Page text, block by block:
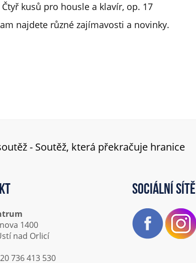
kusů pro housle a klavír, op. 17
najdete různé zajímavosti a novinky.
- Soutěž, která překračuje hranice
1400
nad Orlicí
736 413 530
Sociální sítě